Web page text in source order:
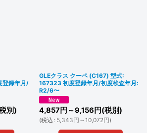
録年月/
別)
GLEクラス クーペ (C167) 型式:
167323 初度登録年月/初度検査年月:
R2/6〜
4,857 円 ～9,156 円(税別)
(税込 : 5,343円 ～10,072円)